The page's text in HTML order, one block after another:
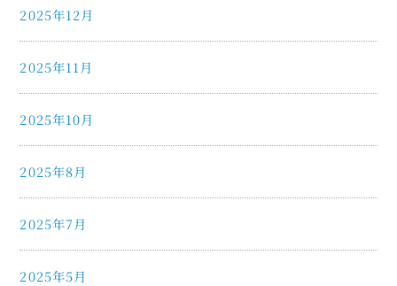
2025年12月
2025年11月
2025年10月
2025年8月
2025年7月
2025年5月